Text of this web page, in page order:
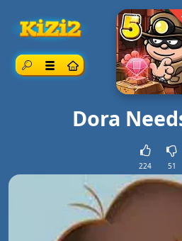
SucheSpeisekarte
Dora
224 51